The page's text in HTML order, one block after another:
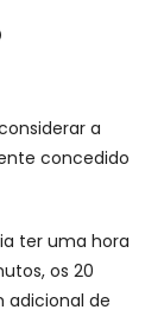
a
concedido
ter uma hora
os 20
adicional de